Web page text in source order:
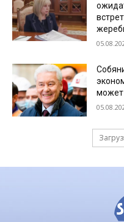
может